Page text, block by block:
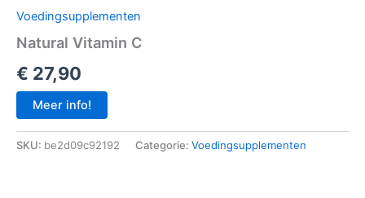
Voedingsupplementen
Natural Vitamin C
€ 27,90
Meer info!
SKU: be2d09c92192 Categorie: Voedingsupplementen